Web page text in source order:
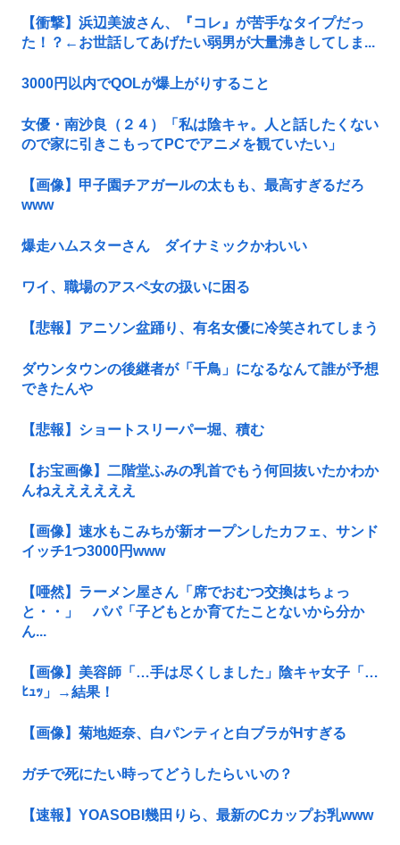
【衝撃】浜辺美波さん、『コレ』が苦手なタイプだっ
た！？←お世話してあげたい弱男が大量沸きしてしま...
3000円以内でQOLが爆上がりすること
女優・南沙良（２４）「私は陰キャ。人と話したくない
ので家に引きこもってPCでアニメを観ていたい」
【画像】甲子園チアガールの太もも、最高すぎるだろ
www
爆走ハムスターさん ダイナミックかわいい
ワイ、職場のアスペ女の扱いに困る
【悲報】アニソン盆踊り、有名女優に冷笑されてしまう
ダウンタウンの後継者が「千鳥」になるなんて誰が予想
できたんや
【悲報】ショートスリーパー堀、積む
【お宝画像】二階堂ふみの乳首でもう何回抜いたかわか
んねええええええ
【画像】速水もこみちが新オープンしたカフェ、サンド
イッチ1つ3000円www
【唖然】ラーメン屋さん「席でおむつ交換はちょっ
と・・」 パパ「子どもとか育てたことないから分か
ん...
【画像】美容師「…手は尽くしました」陰キャ女子「…
ﾋｭｯ」→結果！
【画像】菊地姫奈、白パンティと白ブラがHすぎる
ガチで死にたい時ってどうしたらいいの？
【速報】YOASOBI幾田りら、最新のCカップお乳www